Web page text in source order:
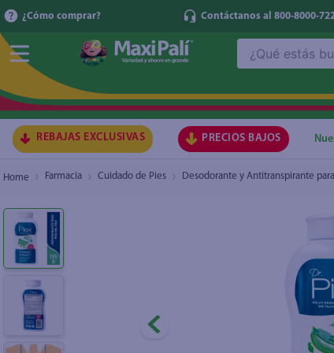
¿Cómo comprar? Contáctanos al 800-8000-
REBAJAS EXCLUSIVAS PRECIOS BAJOS
Farmacia Cuidado de Pies Desodorante y Antitranspirante
Talco Dr Pies en frasco - 125 g
1.
2.
7.
8.
9.